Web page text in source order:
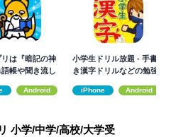
は『暗記の神
帳や聞き流し
Android
小学生ドリル放題 - 手書
き漢字ドリルなどの勉強
iPhone Android
小学/中学/高校/大学受